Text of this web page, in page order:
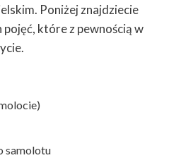
Poniżej znajdziecie
które z pewnością w
samolotu